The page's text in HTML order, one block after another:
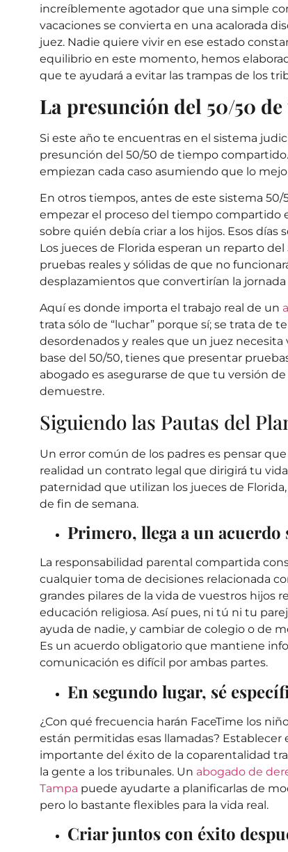
increíblemente agotador que una simple
vacaciones se convierta en una acalorada
juez. Nadie quiere vivir en ese estado
equilibrio en este momento, hemos
que te ayudará a evitar las trampas de los
La presunción del 50/50
Si este año te encuentras en el sistema
presunción del 50/50 de tiempo
empiezan cada caso asumiendo que lo
En otros tiempos, antes de este sistema
empezar el proceso del tiempo compartido
sobre quién debía criar a los hijos. Esos días
Los jueces de Florida esperan un reparto
pruebas reales y sólidas de que no
desplazamientos que convertirían la
Aquí es donde importa el trabajo real de un
trata sólo de “luchar” porque sí; se trata de
desordenados y reales que un juez necesita
base del 50/50, tienes que presentar
abogado es asegurarse de que tu versión
demuestre.
Siguiendo las Pautas del
Un error común de los padres es pensar
realidad un contrato legal que dirigirá tu
paternidad que utilizan los jueces de
de fin de semana.
Primero, llega a un
La responsabilidad parental compartida
cualquier toma de decisiones relacionada
grandes pilares de la vida de vuestros hijos
educación religiosa. Así pues, ni tú ni tu
ayuda de nadie, y cambiar de colegio o de
Es un acuerdo obligatorio que mantiene
comunicación es difícil por ambas partes.
En segundo lugar, sé
¿Con qué frecuencia harán FaceTime los
están permitidas esas llamadas?
importante del éxito de la coparentalidad
la gente a los tribunales. Un abogado de
Tampa puede ayudarte a planificarlas de
pero lo bastante flexibles para la vida real.
Criar juntos con éxito